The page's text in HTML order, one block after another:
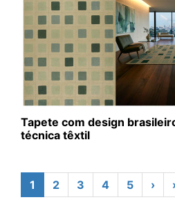
Tapete com design
técnica têxtil
1 2 3 4 5 ›